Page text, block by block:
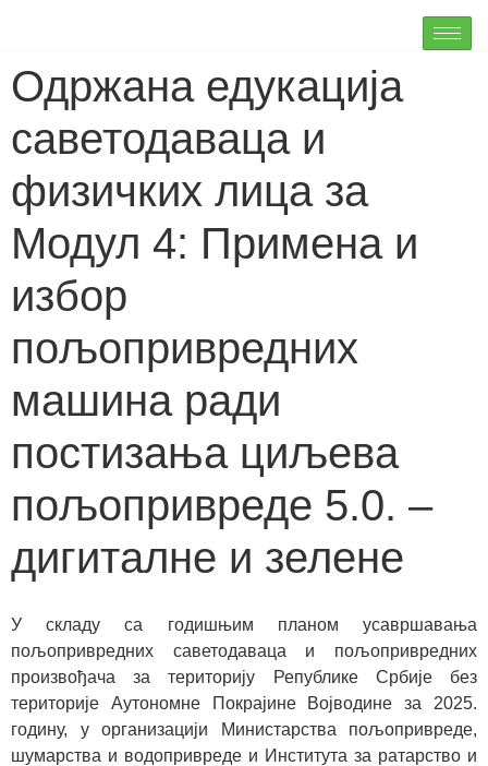
Одржана едукација
саветодаваца и
физичких лица за
Модул 4: Примена и
избор
пољопривредних
машина ради
постизања циљева
пољопривреде 5.0. –
дигиталне и зелене
У складу са годишњим планом усавршавања
пољопривредних саветодаваца и пољопривредних
произвођача за територију Републике Србије без
територије Аутономне Покрајине Војводине за 2025.
годину, у организацији Министарства пољопривреде,
шумарства и водопривреде и Института за ратарство и